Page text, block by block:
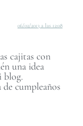
06/02/2013 a las 12:08
cajitas con
una idea
blog.
cumpleaños